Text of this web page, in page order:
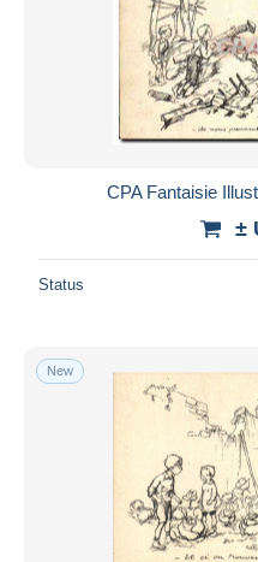
CPA Fantaisie
±
Status
New